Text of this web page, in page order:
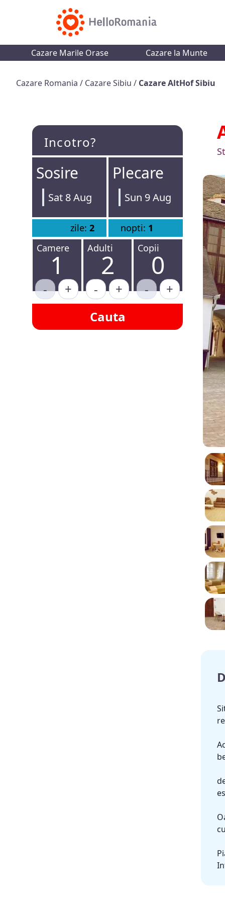
Cazare Marile Orase Cazare la Munte
Cazare Romania / Cazare Sibiu / Cazare AltHof Sibiu
Incotro?
Sosire
Sat 8 Aug
Plecare
Sun 9 Aug
zile: 2 nopti: 1
Camere
1
- +
Adulti
2
- +
Copii
0
-
+
Cauta